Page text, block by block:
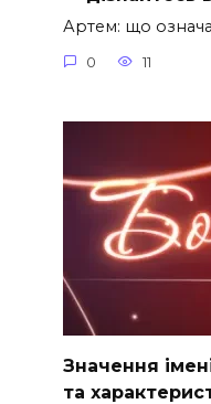
Артем: що
0 11
Значення
та